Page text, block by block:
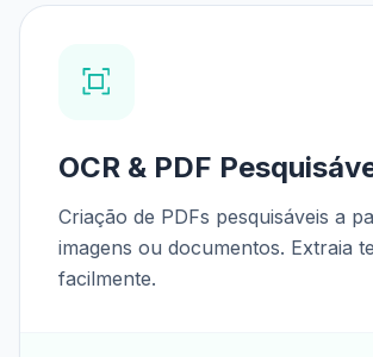
OCR & PDF
Criação de PDFs pesquisáveis a
imagens ou documentos. Extraia
facilmente.